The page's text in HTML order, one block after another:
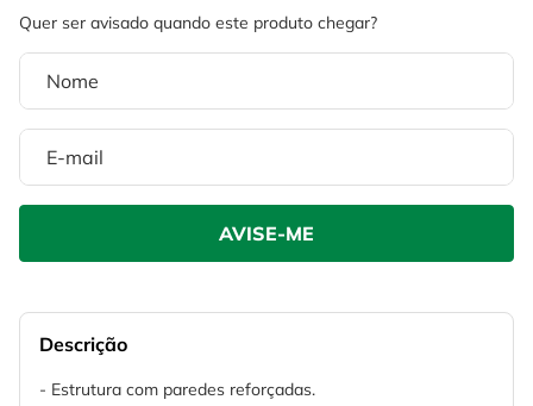
Descrição
- Estrutura com paredes reforçadas.
disco corte
9º cabo flexivel
10º serra copo
º fio
chave impacto
cabo flexivel
10